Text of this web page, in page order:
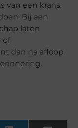
van een krans.
Bij een
laten
of
dan na afloop